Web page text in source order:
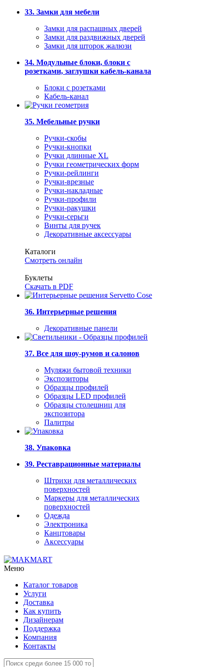
33. Замки для мебели
Замки для распашных дверей
Замки для раздвижных дверей
Замки для шторок жалюзи
34. Модульные блоки, блоки с
розетками, заглушки кабель-канала
Блоки с розетками
Кабель-канал
35. Мебельные ручки
Ручки-скобы
Ручки-кнопки
Ручки длинные XL
Ручки геометрических форм
Ручки-рейлинги
Ручки-врезные
Ручки-накладные
Ручки-профили
Ручки-ракушки
Ручки-серьги
Винты для ручек
Декоративные аксессуары
Каталоги
Смотреть онлайн
Буклеты
Скачать в PDF
36. Интерьерные решения
Декоративные панели
37. Все для шоу-румов и салонов
Муляжи бытовой техники
Экспозиторы
Образцы профилей
Образцы LED профилей
Образцы столешниц для
экспозитора
Палитры
38. Упаковка
39. Реставрационные материалы
Штрихи для металлических
поверхностей
Маркеры для металлических
поверхностей
Одежда
Электроника
Канцтовары
Аксессуары
Меню
Каталог товаров
Услуги
Доставка
Как купить
Дизайнерам
Поддержка
Компания
Контакты